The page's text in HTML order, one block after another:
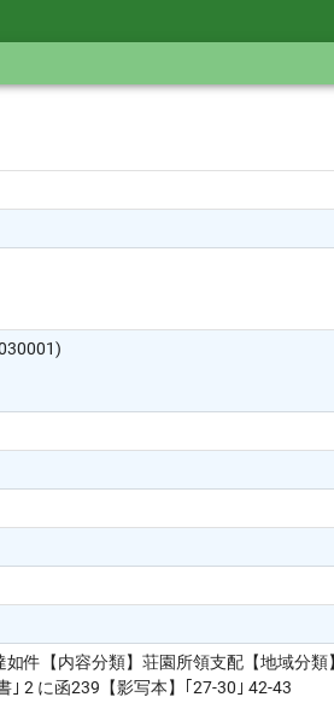
件【内容分類】荘園所領支配【地域分
2 に函239【影写本】｢27-30｣ 42-43